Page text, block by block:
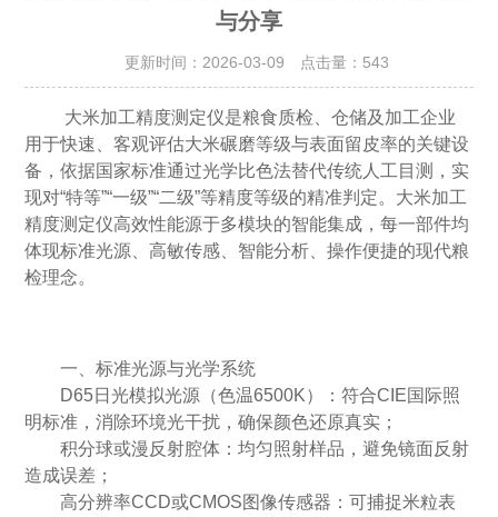
与分享
更新时间：2026-03-09 点击量： 543
大米加工精度测定仪是粮食质检、仓储及加工企业
用于快速、客观评估大米碾磨等级与表面留皮率的关键设
备，依据国家标准通过光学比色法替代传统人工目测，实
现对“特等”“一级”“二级”等精度等级的精准判定。 大米加工
精度测定仪高效性能源于多模块的智能集成，每一部件均
体现标准光源、高敏传感、智能分析、操作便捷的现代粮
检理念。
一、标准光源与光学系统
D65日光模拟光源（色温6500K）：符合CIE国际照
明标准，消除环境光干扰，确保颜色还原真实；
积分球或漫反射腔体：均匀照射样品，避免镜面反射
造成误差；
高分辨率CCD或CMOS图像传感器：可捕捉米粒表